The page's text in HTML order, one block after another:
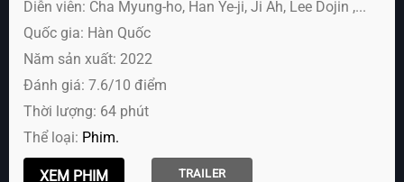
Diễn viên: Cha Myung-ho, Han Ye-ji, Ji Ah, Lee Dojin ,...
Quốc gia: Hàn Quốc
Năm sản xuất: 2022
Đánh giá: 7.6/10 điểm
Thời lượng: 64 phút
Thể loại: Phim
TRAILER